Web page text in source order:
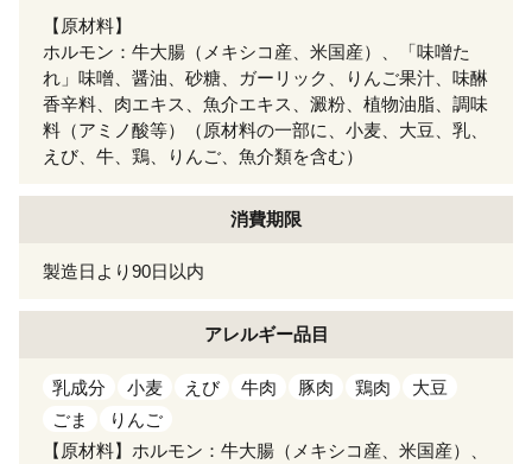
【原材料】
ホルモン：牛大腸（メキシコ産、米国産）、「味噌た
れ」味噌、醤油、砂糖、ガーリック、りんご果汁、味醂
香辛料、肉エキス、魚介エキス、澱粉、植物油脂、調味
料（アミノ酸等）（原材料の一部に、小麦、大豆、乳、
えび、牛、鶏、りんご、魚介類を含む）
消費期限
製造日より90日以内
アレルギー品目
乳成分 小麦 えび 牛肉 豚肉 鶏肉
大豆
ごま
りんご
【原材料】ホルモン：牛大腸（メキシコ産、米国産）、